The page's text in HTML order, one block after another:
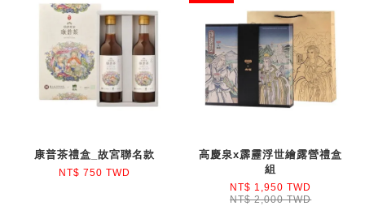
康普茶禮盒_故宮聯名款
NT$ 750 TWD
高慶泉x霹靂浮世繪露營禮盒
組
NT$ 1,950 TWD
NT$ 2,000 TWD